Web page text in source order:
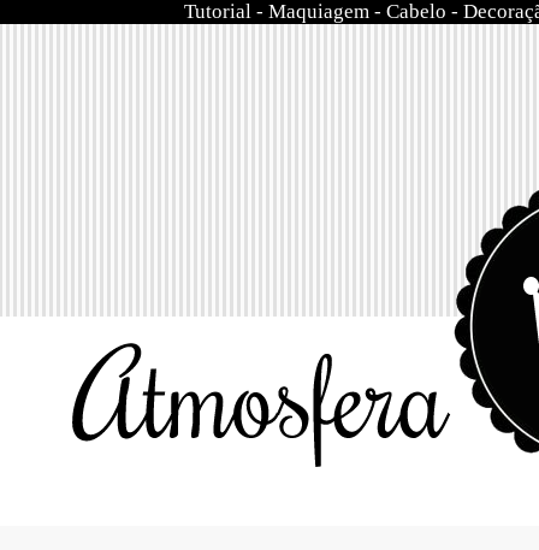
Tutorial- Maquiagem- Cabelo -